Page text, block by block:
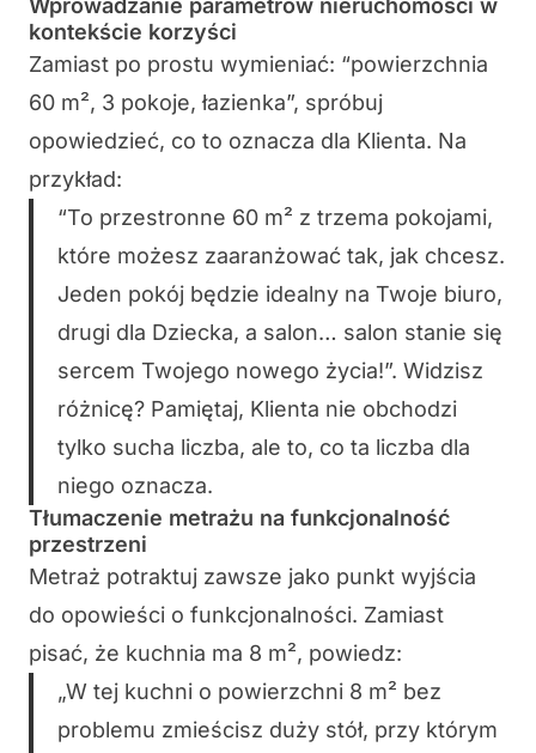
Wprowadzanie parametrów nieruchomości w
kontekście korzyści
Zamiast po prostu wymieniać: “powierzchnia
60 m², 3 pokoje, łazienka”, spróbuj
opowiedzieć, co to oznacza dla Klienta. Na
przykład:
“To przestronne 60 m² z trzema pokojami,
które możesz zaaranżować tak, jak chcesz.
Jeden pokój będzie idealny na Twoje biuro,
drugi dla Dziecka, a salon… salon stanie się
sercem Twojego nowego życia!”. Widzisz
różnicę? Pamiętaj, Klienta nie obchodzi
tylko sucha liczba, ale to, co ta liczba dla
niego oznacza.
Tłumaczenie metrażu na funkcjonalność
przestrzeni
Metraż potraktuj zawsze jako punkt wyjścia
do opowieści o funkcjonalności. Zamiast
pisać, że kuchnia ma 8 m², powiedz:
„W tej kuchni o powierzchni 8 m² bez
problemu zmieścisz duży stół, przy którym